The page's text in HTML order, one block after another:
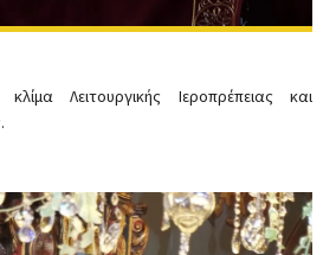
Λειτουργικής Ιεροπρέπειας και